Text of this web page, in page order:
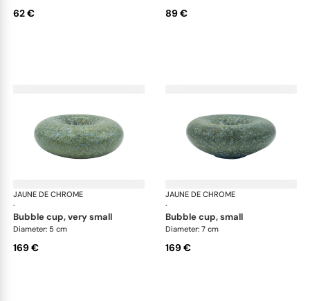
62 € 89 €
JAUNE DE CHROME
·
Nymphéa
bubble cup, very small
Diameter: 5 cm
169 €
JAUNE DE CHROME
·
bubble cup, small
Diameter: 7 cm
169 €